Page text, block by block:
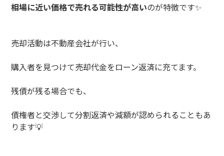
相場に近い価格で売れる可能性が高いのが特徴です✨
売却活動は不動産会社が行い、
購入者を見つけて売却代金をローン返済に充てます。
残債が残る場合でも、
債権者と交渉して分割返済や減額が認められることもあ
ります💡